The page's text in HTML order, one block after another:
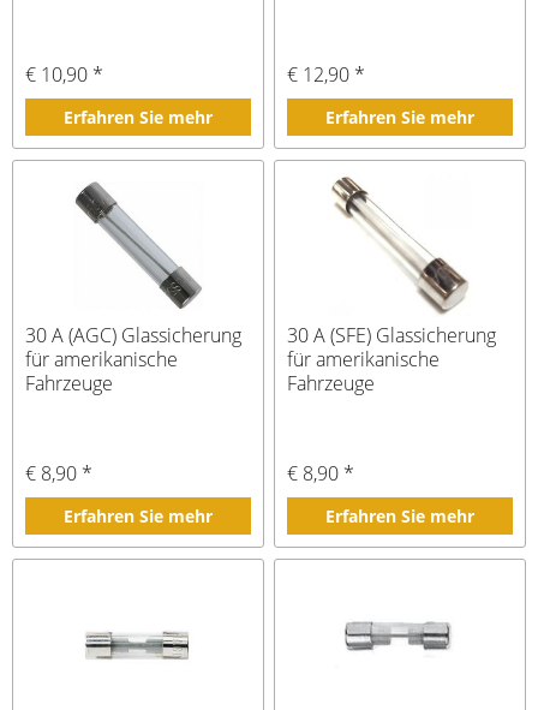
€ 10,90 *
Erfahren Sie mehr
€ 12,90 *
Erfahren Sie mehr
30 A (AGC) Glassicherung
für amerikanische
Fahrzeuge
€ 8,90 *
Erfahren Sie mehr
30 A (SFE) Glassicherung
für amerikanische
Fahrzeuge
€ 8,90 *
Erfahren Sie mehr